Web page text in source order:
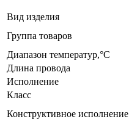
Вид изделия
Группа товаров
Диапазон температур,°С
Длина провода
Исполнение
Класс
Конструктивное исполнение